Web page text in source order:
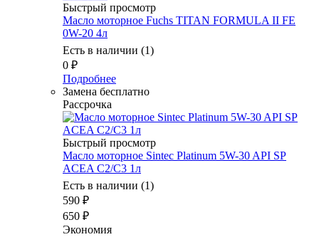
Быстрый просмотр
Масло моторное Fuchs TITAN FORMULA II FE
0W-20 4л
Есть в наличии (1)
0 ₽
Подробнее
Замена бесплатно
Рассрочка
Быстрый просмотр
Масло моторное Sintec Platinum 5W-30 API SP
ACEA C2/C3 1л
Есть в наличии (1)
590 ₽
650 ₽
Экономия